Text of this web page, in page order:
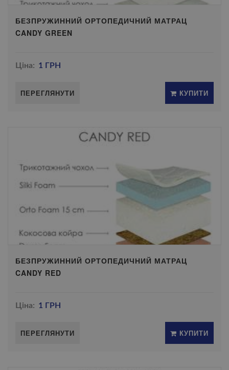
БЕЗПРУЖИННИЙ ОРТОПЕДИЧНИЙ МАТРАЦ
CANDY GREEN
Ціна: 1 ГРН
ПЕРЕГЛЯНУТИ КУПИТИ
БЕЗПРУЖИННИЙ ОРТОПЕДИЧНИЙ МАТРАЦ
CANDY RED
Ціна: 1 ГРН
ПЕРЕГЛЯНУТИ КУПИТИ